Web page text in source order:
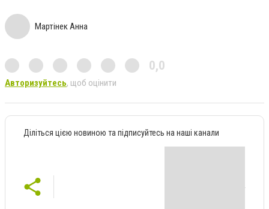
Мартінек Анна
0,0
Авторизуйтесь, щоб оцінити
Діліться цією новиною та підписуйтесь на наші канали